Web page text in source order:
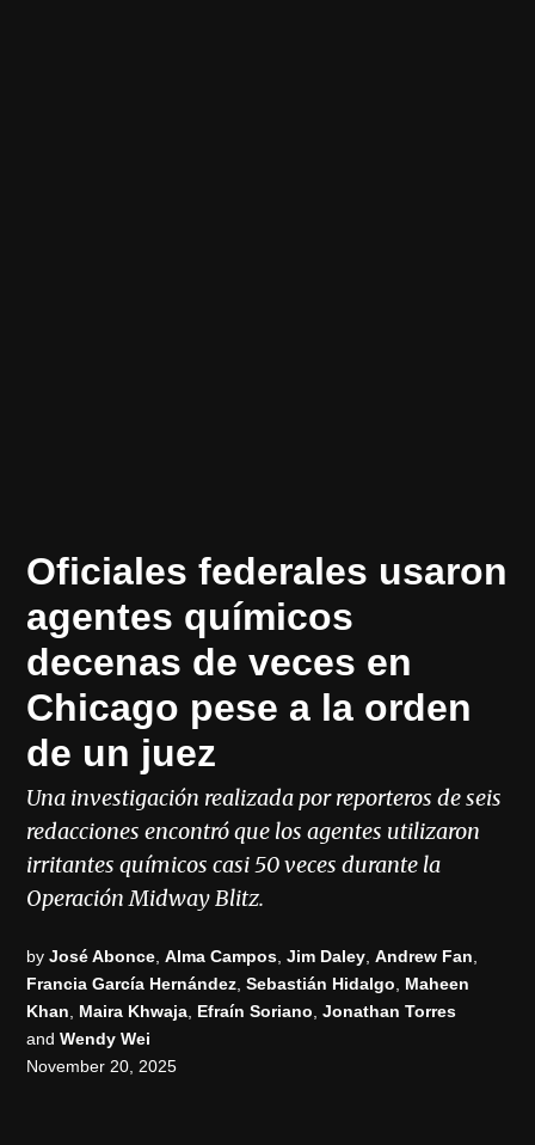
POSTED
IN
EN
ESPAÑOL
Oficiales federales usaron
agentes químicos
decenas de veces en
Chicago pese a la orden
de un juez
Una investigación realizada por reporteros de seis
redacciones encontró que los agentes utilizaron
irritantes químicos casi 50 veces durante la
Operación Midway Blitz.
by José Abonce,Alma Campos,Jim Daley,Andrew Fan,
Francia García Hernández,Sebastián Hidalgo, Maheen
Khan, Maira Khwaja, Efraín Soriano,Jonathan Torres
andWendy Wei
November 20, 2025